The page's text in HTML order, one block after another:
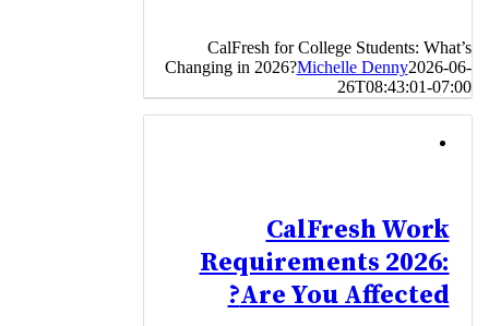
CalFresh for College Students: What’s
Changing in 2026?Michelle Denny2026-06-
26T08:43:01-07:00
CalFresh Work
Requirements 2026:
Are You Affected?